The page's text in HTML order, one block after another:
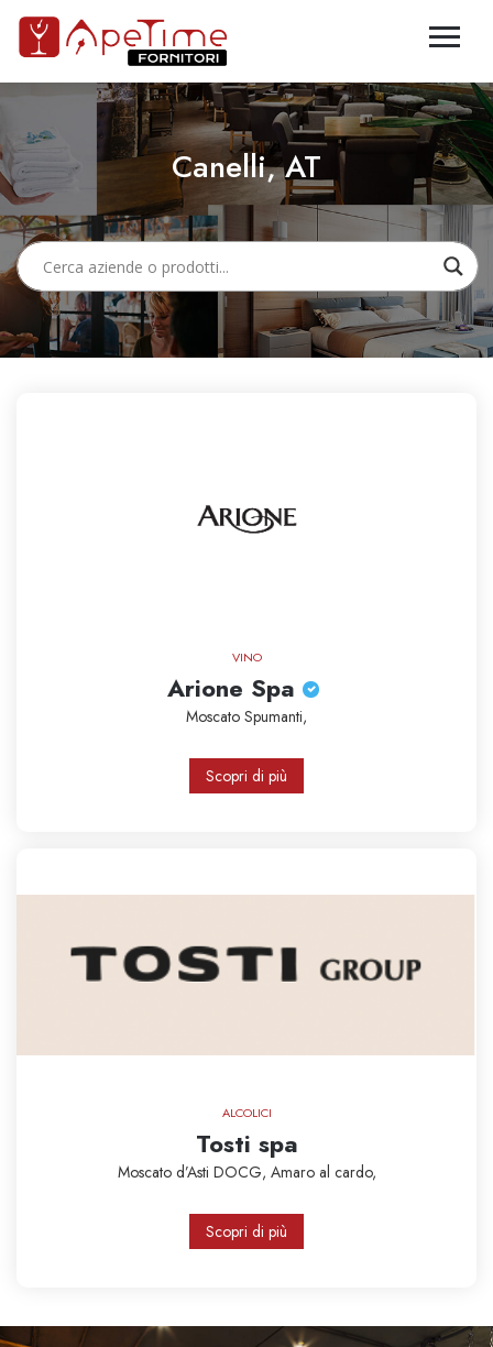
Canelli, AT
VINO
Arione Spa
Moscato Spumanti,
Scopri di più
ALCOLICI
Tosti spa
Moscato d’Asti DOCG, Amaro al cardo,
Scopri di più